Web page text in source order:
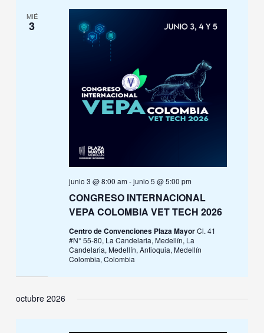
MIÉ
3
CONGRESO INTERNACIONAL
VEPA COLOMBIA VET TECH 2026
junio 3 @ 8:00 am-junio 5 @ 5:00 pm
Centro de Convenciones Plaza MayorCl. 41
#N° 55-80, La Candelaria, Medellín, La
Candelaria, Medellín, Antioquia, Medellín
Colombia, Colombia
octubre 2026